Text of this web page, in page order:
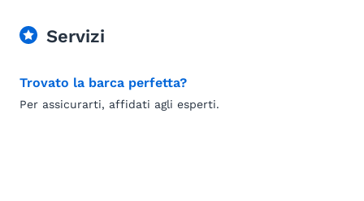
Servizi
Trovato la barca perfetta?
Per assicurarti, affidati agli esperti.